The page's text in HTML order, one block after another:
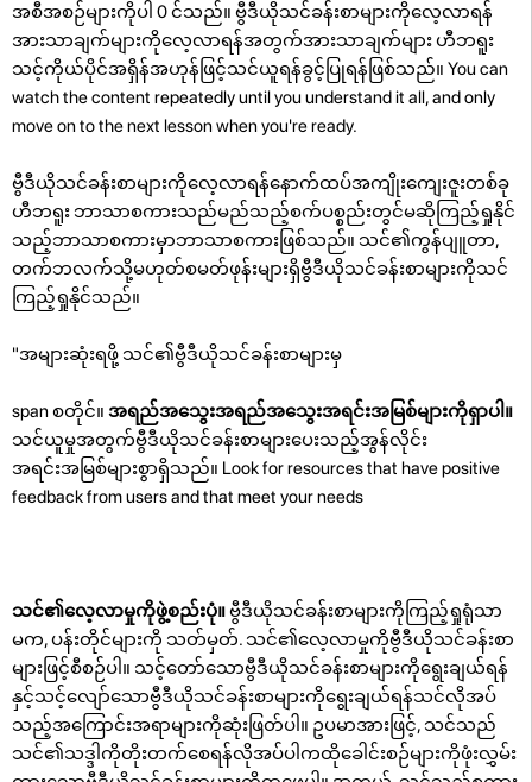
အစီအစဉ်များကိုပါ 0 င်သည်။ ဗွီဒီယိုသင်ခန်းစာများကိုလေ့လာရန်
အားသာချက်များကိုလေ့လာရန်အတွက်အားသာချက်များ ဟီဘရူး
သင့်ကိုယ်ပိုင်အရှိန်အဟုန်ဖြင့်သင်ယူရန်ခွင့်ပြုရန်ဖြစ်သည်။ You can
watch the content repeatedly until you understand it all, and only
move on to the next lesson when you're ready.
ဗွီဒီယိုသင်ခန်းစာများကိုလေ့လာရန်နောက်ထပ်အကျိုးကျေးဇူးတစ်ခု
ဟီဘရူး ဘာသာစကားသည်မည်သည့်စက်ပစ္စည်းတွင်မဆိုကြည့်ရှုနိုင်
သည့်ဘာသာစကားမှာဘာသာစကားဖြစ်သည်။ သင်၏ကွန်ပျူတာ,
တက်ဘလက်သို့မဟုတ်စမတ်ဖုန်းများရှိဗွီဒီယိုသင်ခန်းစာများကိုသင်
ကြည့်ရှုနိုင်သည်။
"အများဆုံးရဖို့ သင်၏ဗွီဒီယိုသင်ခန်းစာများမှ
span စတိုင်။ အရည်အသွေးအရည်အသွေးအရင်းအမြစ်များကိုရှာပါ။
သင်ယူမှုအတွက်ဗွီဒီယိုသင်ခန်းစာများပေးသည့်အွန်လိုင်း
အရင်းအမြစ်များစွာရှိသည်။ Look for resources that have positive
feedback from users and that meet your needs
သင်၏လေ့လာမှုကိုဖွဲ့စည်းပုံ။ဗွီဒီယိုသင်ခန်းစာများကိုကြည့်ရှုရုံသာ
မက, ပန်းတိုင်များကို သတ်မှတ်. သင်၏လေ့လာမှုကိုဗွီဒီယိုသင်ခန်းစာ
များဖြင့်စီစဉ်ပါ။ သင့်တော်သောဗွီဒီယိုသင်ခန်းစာများကိုရွေးချယ်ရန်
နှင့်သင့်လျော်သောဗွီဒီယိုသင်ခန်းစာများကိုရွေးချယ်ရန်သင်လိုအပ်
သည့်အကြောင်းအရာများကိုဆုံးဖြတ်ပါ။ ဥပမာအားဖြင့်, သင်သည်
သင်၏သဒ္ဒါကိုတိုးတက်စေရန်လိုအပ်ပါကထိုခေါင်းစဉ်များကိုဖုံးလွှမ်း